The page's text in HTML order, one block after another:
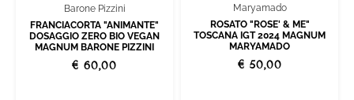
Barone Pizzini
FRANCIACORTA "ANIMANTE"
DOSAGGIO ZERO BIO VEGAN
MAGNUM BARONE PIZZINI
€ 60,00
Maryamado
ROSATO "ROSE' & ME"
TOSCANA IGT 2024 MAGNUM
MARYAMADO
€ 50,00